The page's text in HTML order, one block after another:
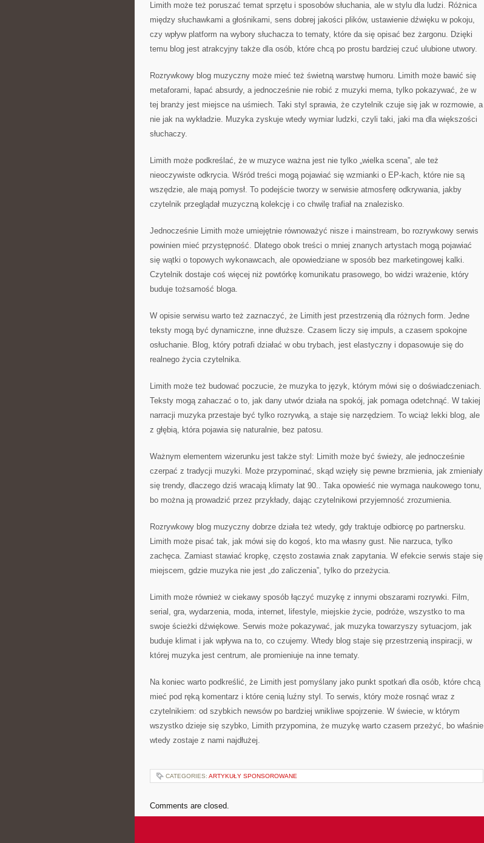
Limith może też poruszać temat sprzętu i sposobów słuchania, ale w stylu dla ludzi. Różnica
między słuchawkami a głośnikami, sens dobrej jakości plików, ustawienie dźwięku w pokoju,
czy wpływ platform na wybory słuchacza to tematy, które da się opisać bez żargonu. Dzięki
temu blog jest atrakcyjny także dla osób, które chcą po prostu bardziej czuć ulubione utwory.
Rozrywkowy blog muzyczny może mieć też świetną warstwę humoru. Limith może bawić się
metaforami, łapać absurdy, a jednocześnie nie robić z muzyki mema, tylko pokazywać, że w
tej branży jest miejsce na uśmiech. Taki styl sprawia, że czytelnik czuje się jak w rozmowie, a
nie jak na wykładzie. Muzyka zyskuje wtedy wymiar ludzki, czyli taki, jaki ma dla większości
słuchaczy.
Limith może podkreślać, że w muzyce ważna jest nie tylko „wielka scena”, ale też
nieoczywiste odkrycia. Wśród treści mogą pojawiać się wzmianki o EP-kach, które nie są
wszędzie, ale mają pomysł. To podejście tworzy w serwisie atmosferę odkrywania, jakby
czytelnik przeglądał muzyczną kolekcję i co chwilę trafiał na znalezisko.
Jednocześnie Limith może umiejętnie równoważyć nisze i mainstream, bo rozrywkowy serwis
powinien mieć przystępność. Dlatego obok treści o mniej znanych artystach mogą pojawiać
się wątki o topowych wykonawcach, ale opowiedziane w sposób bez marketingowej kalki.
Czytelnik dostaje coś więcej niż powtórkę komunikatu prasowego, bo widzi wrażenie, który
buduje tożsamość bloga.
W opisie serwisu warto też zaznaczyć, że Limith jest przestrzenią dla różnych form. Jedne
teksty mogą być dynamiczne, inne dłuższe. Czasem liczy się impuls, a czasem spokojne
osłuchanie. Blog, który potrafi działać w obu trybach, jest elastyczny i dopasowuje się do
realnego życia czytelnika.
Limith może też budować poczucie, że muzyka to język, którym mówi się o doświadczeniach.
Teksty mogą zahaczać o to, jak dany utwór działa na spokój, jak pomaga odetchnąć. W takiej
narracji muzyka przestaje być tylko rozrywką, a staje się narzędziem. To wciąż lekki blog, ale
z głębią, która pojawia się naturalnie, bez patosu.
Ważnym elementem wizerunku jest także styl: Limith może być świeży, ale jednocześnie
czerpać z tradycji muzyki. Może przypominać, skąd wzięły się pewne brzmienia, jak zmieniały
się trendy, dlaczego dziś wracają klimaty lat 90.. Taka opowieść nie wymaga naukowego tonu,
bo można ją prowadzić przez przykłady, dając czytelnikowi przyjemność zrozumienia.
Rozrywkowy blog muzyczny dobrze działa też wtedy, gdy traktuje odbiorcę po partnersku.
Limith może pisać tak, jak mówi się do kogoś, kto ma własny gust. Nie narzuca, tylko
zachęca. Zamiast stawiać kropkę, często zostawia znak zapytania. W efekcie serwis staje się
miejscem, gdzie muzyka nie jest „do zaliczenia”, tylko do przeżycia.
Limith może również w ciekawy sposób łączyć muzykę z innymi obszarami rozrywki. Film,
serial, gra, wydarzenia, moda, internet, lifestyle, miejskie życie, podróże, wszystko to ma
swoje ścieżki dźwiękowe. Serwis może pokazywać, jak muzyka towarzyszy sytuacjom, jak
buduje klimat i jak wpływa na to, co czujemy. Wtedy blog staje się przestrzenią inspiracji, w
której muzyka jest centrum, ale promieniuje na inne tematy.
Na koniec warto podkreślić, że Limith jest pomyślany jako punkt spotkań dla osób, które chcą
mieć pod ręką komentarz i które cenią luźny styl. To serwis, który może rosnąć wraz z
czytelnikiem: od szybkich newsów po bardziej wnikliwe spojrzenie. W świecie, w którym
wszystko dzieje się szybko, Limith przypomina, że muzykę warto czasem przeżyć, bo właśnie
wtedy zostaje z nami najdłużej.
CATEGORIES: ARTYKUŁY SPONSOROWANE
Comments are closed.